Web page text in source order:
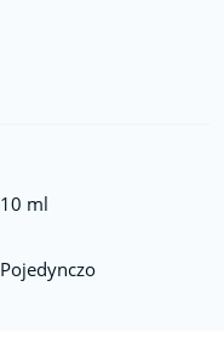
10 ml
Pojedynczo